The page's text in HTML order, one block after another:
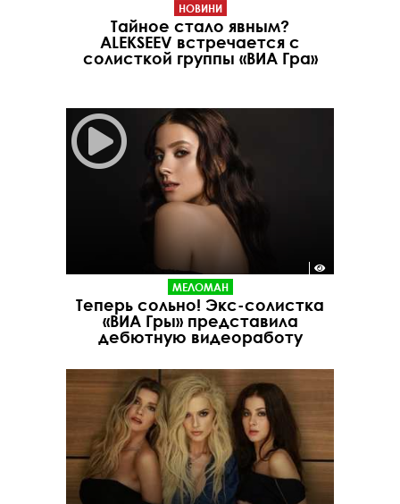
НОВИНИ
Тайное стало явным?
ALEKSEEV встречается с
солисткой группы «ВИА Гра»
МЕЛОМАН
Теперь сольно! Экс-солистка
«ВИА Гры» представила
дебютную видеоработу